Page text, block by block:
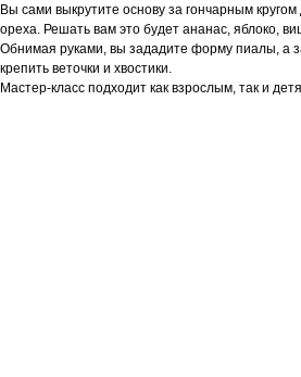
Вы сами выкрутите основу за гончарным
ореха. Решать вам это будет ананас, яблоко,
Обнимая руками, вы зададите форму пиалы, а
крепить веточки и хвостики.
Мастер-класс подходит как взрослым, так и